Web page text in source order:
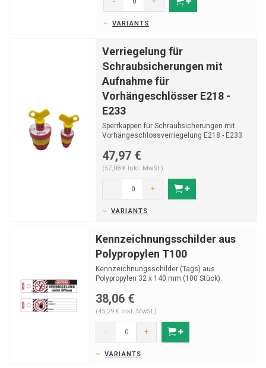
VARIANTS
Verriegelung für
Schraubsicherungen mit
Aufnahme für
Vorhängeschlösser E218 -
E233
Sperrkappen für Schraubsicherungen mit
Vorhängeschlossverriegelung E218 - E233
47,97 €
(57,08 € Inkl. MwSt.)
- +
VARIANTS
Kennzeichnungsschilder aus
Polypropylen T100
Kennzeichnungsschilder (Tags) aus
Polypropylen 32 x 140 mm (100 Stück).
38,06 €
(45,29 € Inkl. MwSt.)
- +
VARIANTS